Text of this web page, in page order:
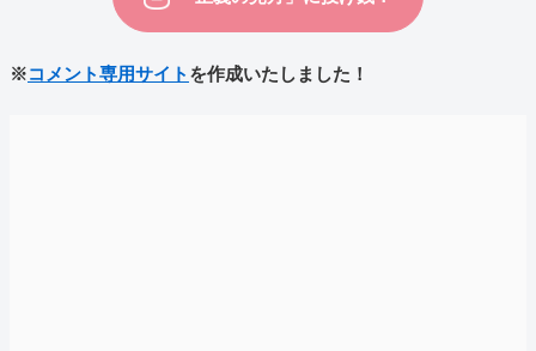
※コメント専用サイト を作成いたしました！